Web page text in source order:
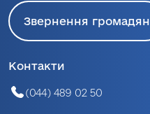
Звернення громадян
Контакти
(044) 489 02 50